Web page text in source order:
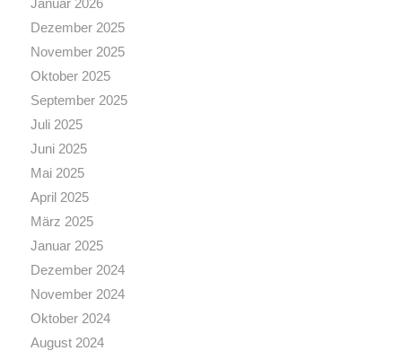
Dezember 2025
November 2025
Oktober 2025
September 2025
Juli 2025
Juni 2025
Mai 2025
April 2025
März 2025
Januar 2025
Dezember 2024
November 2024
Oktober 2024
August 2024